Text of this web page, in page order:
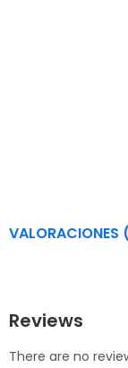
Reviews
There are no